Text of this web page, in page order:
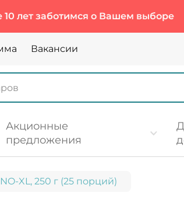
о Вашем выборе
Вакансии
Акционные
предложения
XL, 250 г (25 порций)